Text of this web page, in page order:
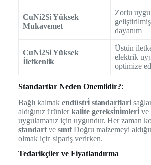
CuNi2Si Yüksek
Mukavemet
Zorlu
dayanım
CuNi2Si Yüksek
İletkenlik
Üstün
elektrik
optimize
Standartlar Neden Önemlidir?:
Bağlı kalmak endüstri̇ standartlari
aldığınız ürünlerkali̇te gereksi̇ni̇mleri̇ve
uygulamanız için uygundur. Her zaman
standartve sınıfDoğru malzemeyi
olmak için sipariş verirken.
Tedarikçiler ve Fiyatlandırma